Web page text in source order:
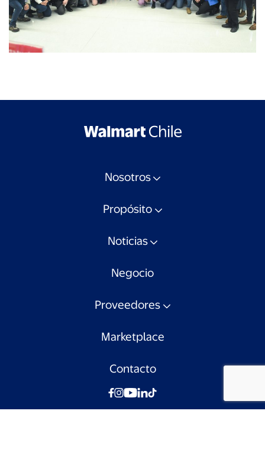
Nosotros
Propósito
Noticias
Negocio
Proveedores
Marketplace
Contacto